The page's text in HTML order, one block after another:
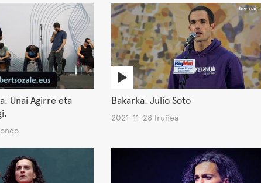
Unai Agirre eta
Bakarka. Julio Soto
2021-11-28 Iruñea